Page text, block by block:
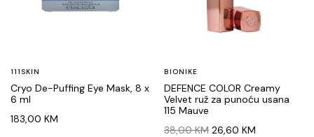
111SKIN
Cryo De-Puffing Eye Mask, 8 x
6 ml
183,00 KM
BIONIKE
DEFENCE COLOR Creamy
Velvet ruž za punoću usana
115 Mauve
38,00KM Original
26,60 KM